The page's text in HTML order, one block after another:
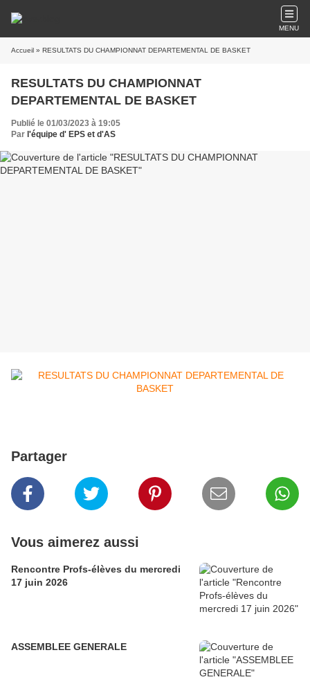
MENU
Accueil » RESULTATS DU CHAMPIONNAT DEPARTEMENTAL DE BASKET
RESULTATS DU CHAMPIONNAT
DEPARTEMENTAL DE BASKET
Publié le 01/03/2023 à 19:05
Par l'équipe d' EPS et d'AS
Partager
Vous aimerez aussi
Rencontre Profs-élèves du mercredi
17 juin 2026
ASSEMBLEE GENERALE